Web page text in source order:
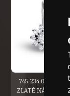
745 234 001
ZLATÉ NÁUŠNICE